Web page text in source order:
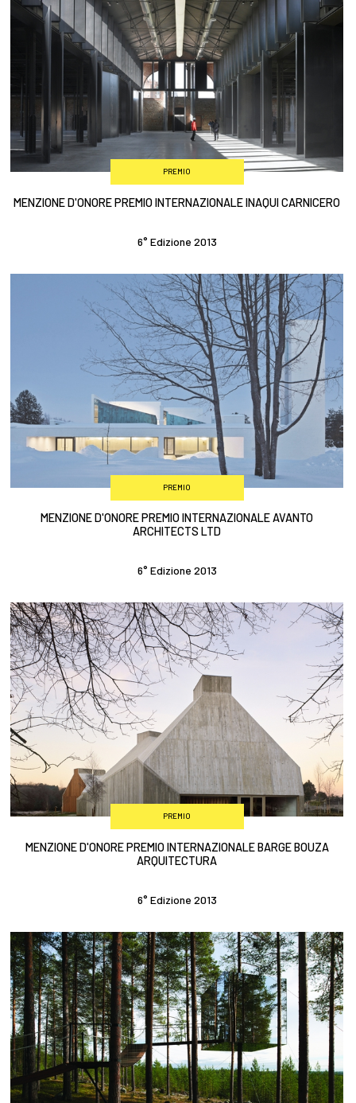
PREMIO
MENZIONE D'ONORE PREMIO INTERNAZIONALE INAQUI CARNICERO
6° Edizione 2013
PREMIO
MENZIONE D'ONORE PREMIO INTERNAZIONALE AVANTO
ARCHITECTS LTD
6° Edizione 2013
PREMIO
MENZIONE D'ONORE PREMIO INTERNAZIONALE BARGE BOUZA
ARQUITECTURA
6° Edizione 2013